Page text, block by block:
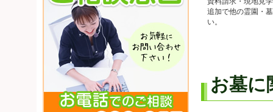
追加で他の霊園・
い。
お墓に